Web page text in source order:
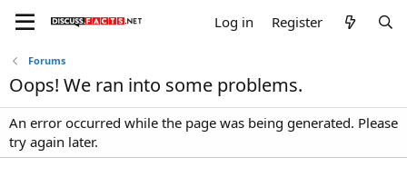
Log in Register
Forums
Oops! We ran into some problems.
An error occurred while the page was being generated. Please
try again later.